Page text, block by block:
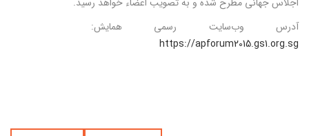
آدرس وب‌سایت رسمی همایش:
https://apforum2015.gs1.org.sg